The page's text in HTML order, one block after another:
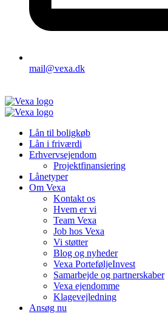
mail@vexa.dk
Lån til boligkøb
Lån i friværdi
Erhvervsejendom
Projektfinansiering
Lånetyper
Om Vexa
Kontakt os
Hvem er vi
Team Vexa
Job hos Vexa
Vi støtter
Blog og nyheder
Vexa PorteføljeInvest
Samarbejde og partnerskaber
Vexa ejendomme
Klagevejledning
Ansøg nu